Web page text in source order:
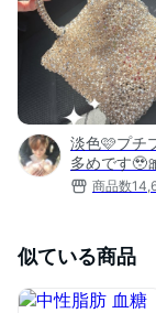
淡色🩷プチ
多めです
商品数
似ている商品